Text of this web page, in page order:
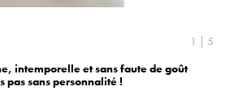
1 | 5
intemporelle et sans faute de goût
pas sans personnalité !